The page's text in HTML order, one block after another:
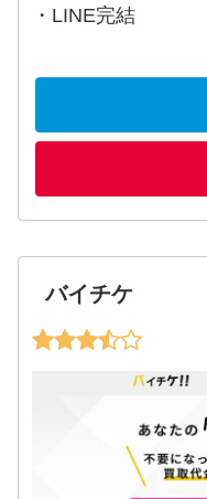
・LINE完結
バイチケ